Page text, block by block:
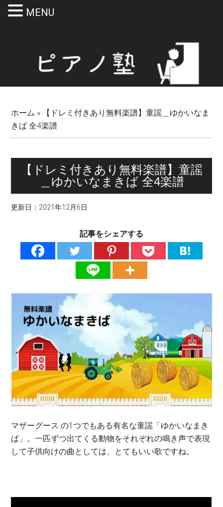
ホーム »
【ドレミ付きあり無料楽譜】童謡＿ゆかいなま
きば 全4楽譜
【ドレミ付きあり無料楽譜】童謡
＿ゆかいなまきば 全4楽譜
更新日： 2021年12月6日
記事をシェアする
マザーグース の1つでもある有名な童謡「ゆかいなまき
ば」。一匹ずつ出てくる動物をそれぞれの鳴き声で表現
して子供向けの曲としては、とてもいい歌ですね。
MENU